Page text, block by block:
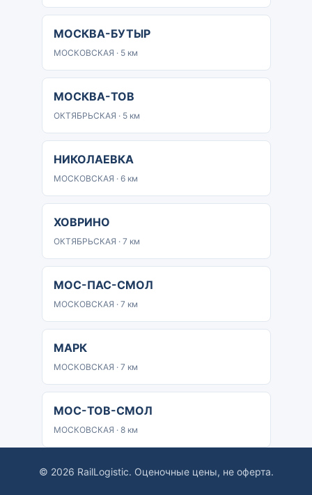
МОСКВА-БУТЫР
МОСКОВСКАЯ · 5 км
МОСКВА-ТОВ
ОКТЯБРЬСКАЯ · 5 км
НИКОЛАЕВКА
МОСКОВСКАЯ · 6 км
ХОВРИНО
ОКТЯБРЬСКАЯ · 7 км
МОС-ПАС-СМОЛ
МОСКОВСКАЯ · 7 км
МАРК
МОСКОВСКАЯ · 7 км
МОС-ТОВ-СМОЛ
МОСКОВСКАЯ · 8 км
© 2026 RailLogistic. Оценочные цены, не оферта.